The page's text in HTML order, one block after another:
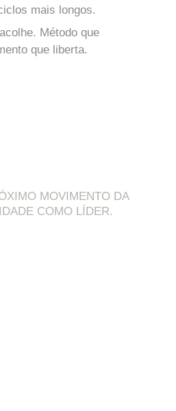
mais longos.
Método que
que liberta.
MOVIMENTO DA
COMO LÍDER.